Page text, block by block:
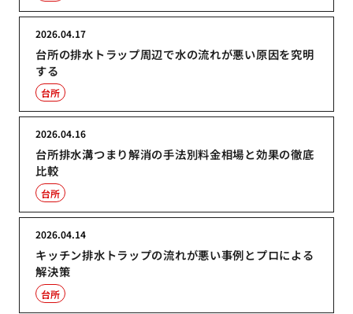
台所の排水トラップ周辺で水の流れが悪い原因を究明
する
2026.04.17
台所
台所排水溝つまり解消の手法別料金相場と効果の徹底
比較
2026.04.16
台所
キッチン排水トラップの流れが悪い事例とプロによる
解決策
2026.04.14
台所